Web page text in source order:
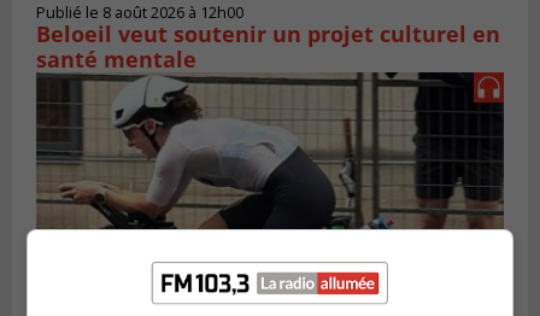
Publié le 8 août 2026 à 12h00
Beloeil veut soutenir un projet culturel en
santé mentale